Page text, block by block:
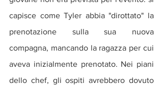
capisce come Tyler abbia "dirottato" la
prenotazione sulla sua nuova
compagna, mancando la ragazza per cui
aveva inizialmente prenotato. Nei piani
dello chef, gli ospiti avrebbero dovuto